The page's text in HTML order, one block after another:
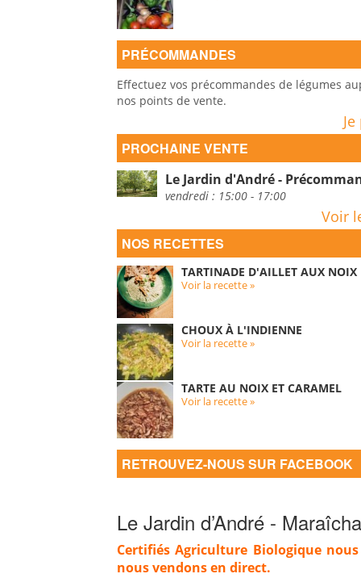
PRÉCOMMANDES
Effectuez vos précommandes de légumes
nos points de vente.
PROCHAINE VENTE
Le Jardin d'André -
vendredi : 15:00 - 17:00
Voir
NOS RECETTES
TARTINADE D'AILLET AUX NOIX
Voir la recette »
CHOUX À L'INDIENNE
Voir la recette »
TARTE AU NOIX ET CARAMEL
Voir la recette »
RETROUVEZ-NOUS SUR FACEBOOK
Le Jardin d’André -
Certifiés Agriculture Biologique
nous vendons en direct.